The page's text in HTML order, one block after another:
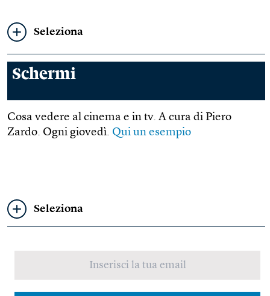
Seleziona
Schermi
Cosa vedere al cinema e in tv. A cura di Piero
Zardo. Ogni giovedì. Qui un esempio
Seleziona